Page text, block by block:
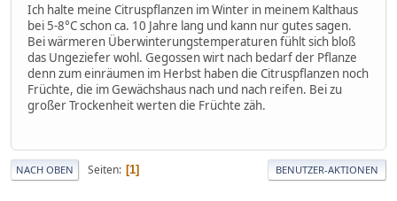
Ich halte meine Citruspflanzen im Winter in meinem Kalthaus
bei 5-8°C schon ca. 10 Jahre lang und kann nur gutes sagen.
Bei wärmeren Überwinterungstemperaturen fühlt sich bloß
das Ungeziefer wohl. Gegossen wirt nach bedarf der Pflanze
denn zum einräumen im Herbst haben die Citruspflanzen noch
Früchte, die im Gewächshaus nach und nach reifen. Bei zu
großer Trockenheit werten die Früchte zäh.
NACH OBEN Seiten 1 BENUTZER-AKTIONEN